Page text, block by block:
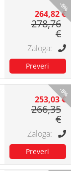
-5%
264,82 €
278,76
€
-5%
253,03 €
266,35
€